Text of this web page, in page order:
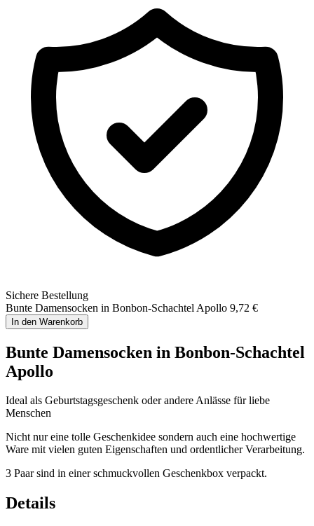
Sichere Bestellung
Bunte Damensocken in Bonbon-Schachtel Apollo 9,72 €
In den Warenkorb
Bunte Damensocken in Bonbon-Schachtel
Apollo
Ideal als Geburtstagsgeschenk oder andere Anlässe für liebe
Menschen
Nicht nur eine tolle Geschenkidee sondern auch eine hochwertige
Ware mit vielen guten Eigenschaften und ordentlicher Verarbeitung.
3 Paar sind in einer schmuckvollen Geschenkbox verpackt.
Details